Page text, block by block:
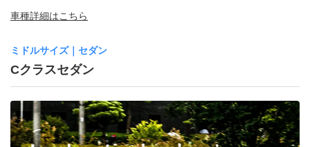
車種詳細はこちら
ミドルサイズ｜セダン
Cクラスセダン